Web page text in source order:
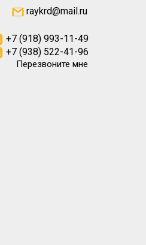
raykrd@mail.ru
Перезвоните мне
+7 (918) 993-11-49
+7 (938) 522-41-96